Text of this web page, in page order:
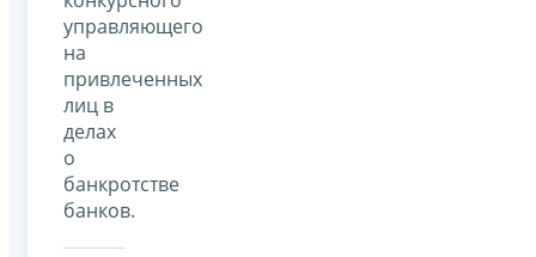
управляющего
на
привлеченных
лиц в
делах
о
банкротстве
банков.